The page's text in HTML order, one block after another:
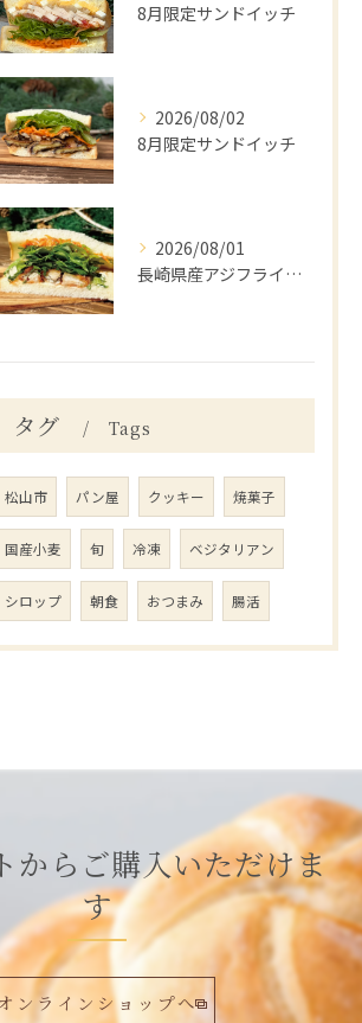
8月限定サンドイッチ
2026/08/02
8月限定サンドイッチ
2026/08/01
長崎県産アジフライと梅しそ
タグ Tags
松山市 パン屋 クッキー 焼菓子
国産小麦 旬 冷凍 ベジタリアン
シロップ 朝食 おつまみ 腸活
からご購入いただけま
す
ンラインショップへ